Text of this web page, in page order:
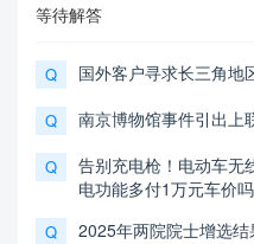
等待解答
Q 国外客户寻求长三角地
Q 南京博物馆事件引出上
Q
告别充电枪！电动车无
电功能多付1万元车价
Q 2025年两院院士增选结